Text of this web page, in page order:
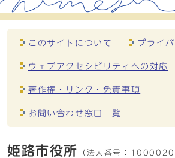
このサイトについて プライ
ウェブアクセシビリティへの対応
著作権・リンク・免責事項
お問い合わせ窓口一覧
姫路市役所 （法人番号：